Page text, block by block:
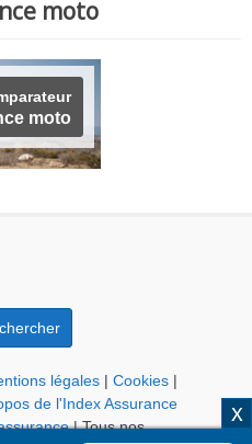
moto
moto
légales | Cookies |
de l'Index Assurance
| Tous nos